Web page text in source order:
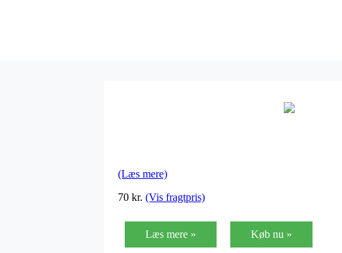
(Læs mere)
70 kr. (Vis fragtpris)
Læs mere » Køb nu »